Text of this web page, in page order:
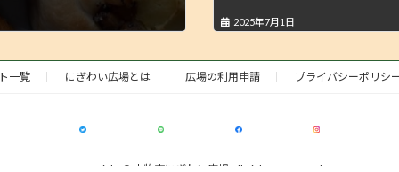
2025年7月1日
一覧 にぎわい広場とは 広場の利用申請 プライバシーポリシ
Copyright © 小牧市にぎわい広場 All Rights Reserved.